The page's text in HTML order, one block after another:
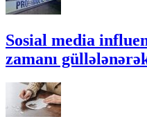
Sosial media
zamanı